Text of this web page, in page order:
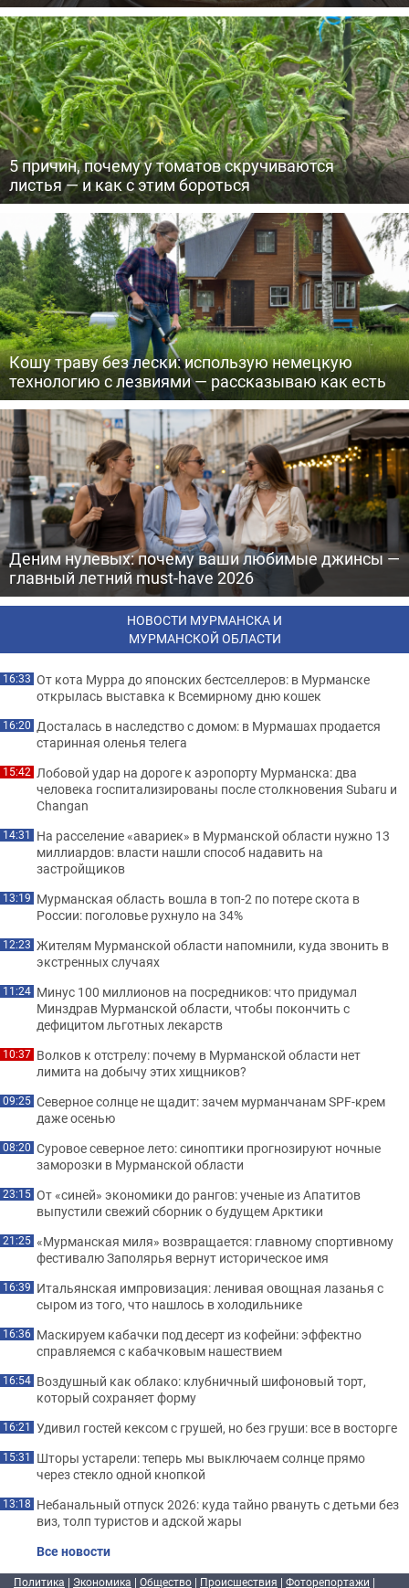
5 причин, почему у томатов скручиваются
листья — и как с этим бороться
Кошу траву без лески: использую немецкую
технологию с лезвиями — рассказываю как есть
Деним нулевых: почему ваши любимые джинсы —
главный летний must-have 2026
НОВОСТИ МУРМАНСКА И
МУРМАНСКОЙ ОБЛАСТИ
16:33 От кота Мурра до японских бестселлеров: в Мурманске
открылась выставка к Всемирному дню кошек
16:20 Досталась в наследство с домом: в Мурмашах продается
старинная оленья телега
15:42 Лобовой удар на дороге к аэропорту Мурманска: два
человека госпитализированы после столкновения Subaru и
Changan
14:31 На расселение «авариек» в Мурманской области нужно 13
миллиардов: власти нашли способ надавить на
застройщиков
13:19 Мурманская область вошла в топ-2 по потере скота в
России: поголовье рухнуло на 34%
12:23 Жителям Мурманской области напомнили, куда звонить в
экстренных случаях
11:24 Минус 100 миллионов на посредников: что придумал
Минздрав Мурманской области, чтобы покончить с
дефицитом льготных лекарств
10:37 Волков к отстрелу: почему в Мурманской области нет
лимита на добычу этих хищников?
09:25 Северное солнце не щадит: зачем мурманчанам SPF-крем
даже осенью
08:20 Суровое северное лето: синоптики прогнозируют ночные
заморозки в Мурманской области
23:15 От «синей» экономики до рангов: ученые из Апатитов
выпустили свежий сборник о будущем Арктики
21:25 «Мурманская миля» возвращается: главному спортивному
фестивалю Заполярья вернут историческое имя
16:39 Итальянская импровизация: ленивая овощная лазанья с
сыром из того, что нашлось в холодильнике
16:36 Маскируем кабачки под десерт из кофейни: эффектно
справляемся с кабачковым нашествием
16:54 Воздушный как облако: клубничный шифоновый торт,
который сохраняет форму
16:21 Удивил гостей кексом с грушей, но без груши: все в восторге
15:31 Шторы устарели: теперь мы выключаем солнце прямо
через стекло одной кнопкой
13:18 Небанальный отпуск 2026: куда тайно рвануть с детьми без
виз, толп туристов и адской жары
Все новости
Политика | Экономика | Общество | Происшествия | Фоторепортажи |